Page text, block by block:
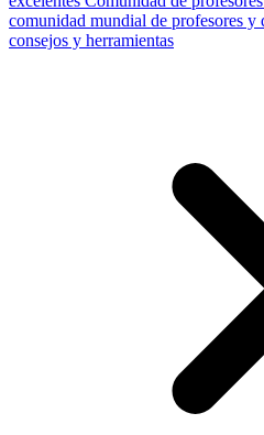
comunidad mundial de profesores y
consejos y herramientas